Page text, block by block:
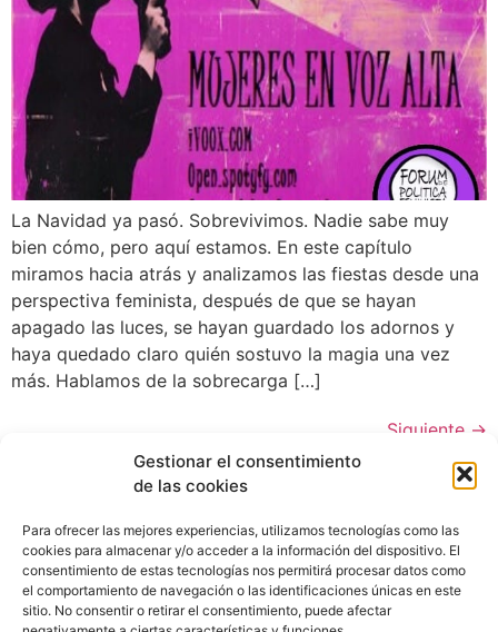
Gestionar el consentimiento
de las cookies
Para ofrecer las mejores experiencias, utilizamos tecnologías como las
cookies para almacenar y/o acceder a la información del dispositivo. El
consentimiento de estas tecnologías nos permitirá procesar datos como
el comportamiento de navegación o las identificaciones únicas en este
sitio. No consentir o retirar el consentimiento, puede afectar
La Navidad ya pasó. Sobrevivimos. Nadie sabe muy
bien cómo, pero aquí estamos. En este capítulo
miramos hacia atrás y analizamos las fiestas desde una
perspectiva feminista, después de que se hayan
apagado las luces, se hayan guardado los adornos y
haya quedado claro quién sostuvo la magia una vez
más. Hablamos de la sobrecarga […]
Siguiente →